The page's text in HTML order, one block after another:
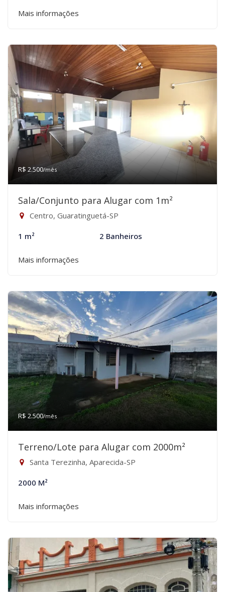
Mais informações
R$ 2.500/mês
Sala/Conjunto para Alugar com 1m²
Centro, Guaratinguetá-SP
1 m² 2 Banheiros
Mais informações
R$ 2.500/mês
Terreno/Lote para Alugar com 2000m²
Santa Terezinha, Aparecida-SP
2000 M²
Mais informações